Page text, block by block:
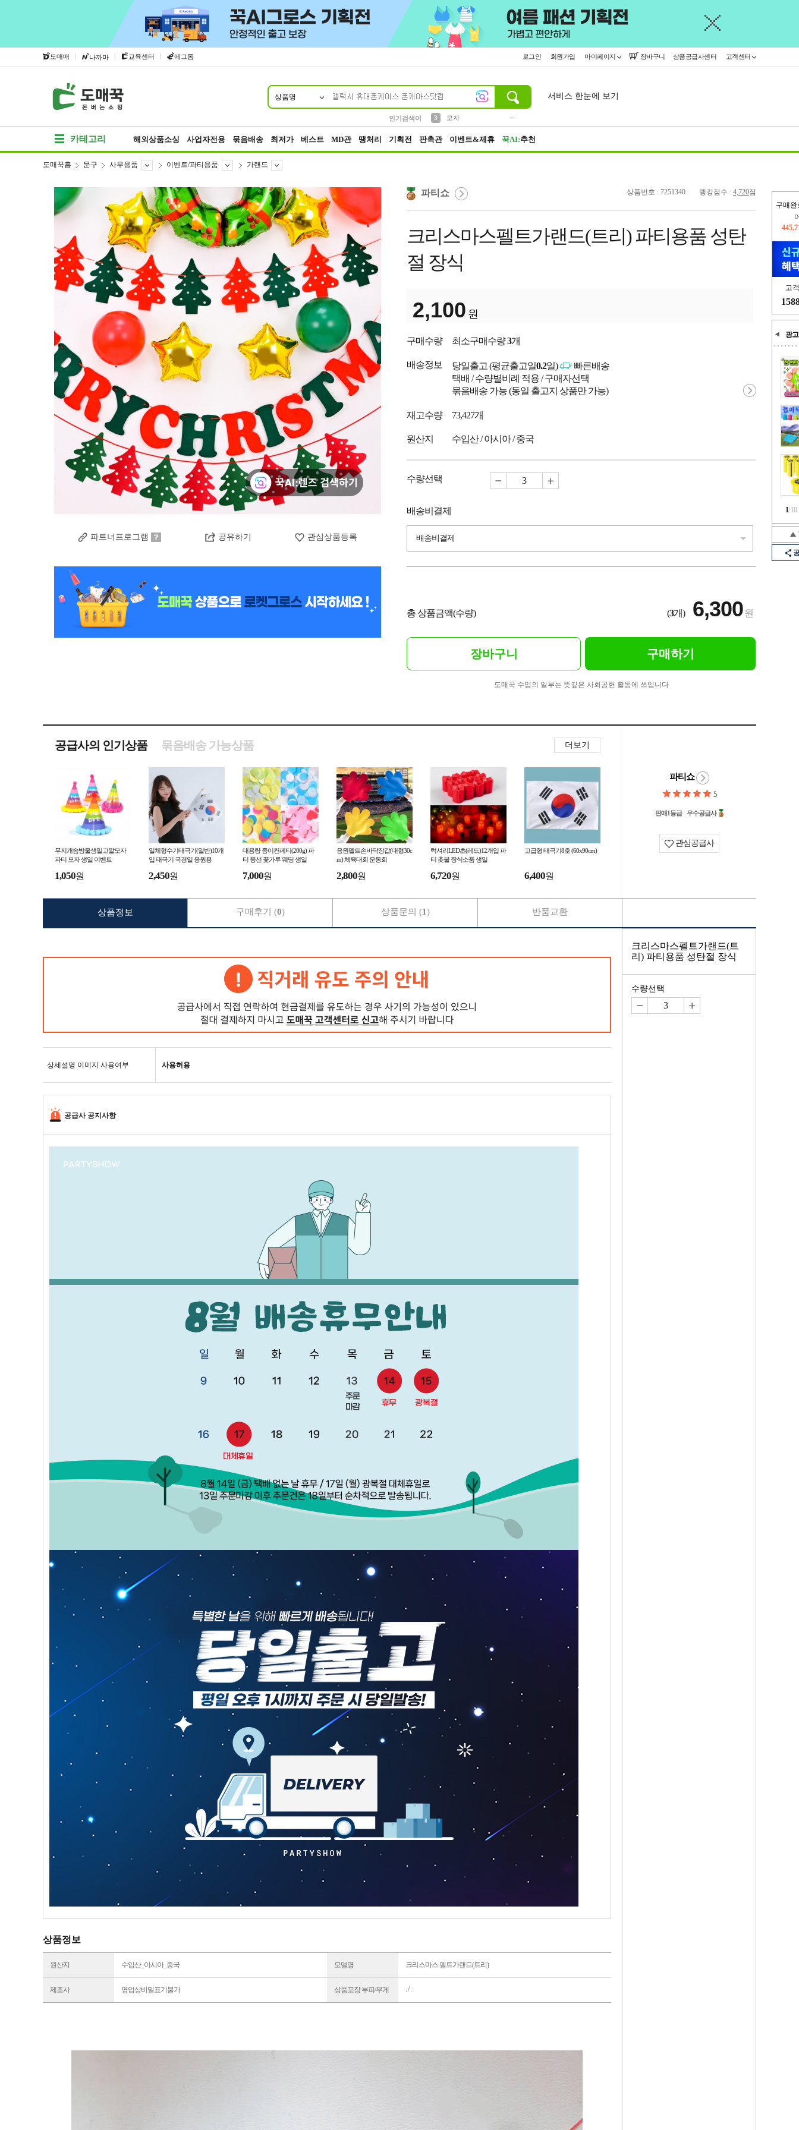
도매매 | 나까마 | 교육센터 | 에그돔 로그인 회원가입 마이페이지 장바구니 상품공급사센터 고객센터
상품명
인기검색어
3
모자
서비스 한눈에 보기
카테고리 해외상품소싱 사업자전용 묶음배송 최저가 베스트 MD관 땡처리 기획전 판촉관 이벤트&제휴 꾹AI:추천
구매완
고
광고
1/10
도매꾹홈 문구 사무용품 이벤트/파티용품 가랜드
파트너프로그램 공유하기 관심상품등록
상품번호 : 7251340 랭킹점수 : 4,720점
파티쇼
크리스마스펠트가랜드(트리) 파티용품 성탄
절 장식
2,100 원
구매수량 최소구매수량3개
배송정보 당일출고 (평균출고일0.2일)
빠른배송
택배 / 수량별비례 적용 / 구매자선택
묶음배송 가능 (동일 출고지 상품만 가능)
재고수량 73,427개
원산지 수입산 / 아시아 / 중국
수량선택
배송비결제
배송비결제
총 상품금액(수량) (3개) 6,300원
장바구니 구매하기
도매꾹 수입의 일부는 뜻깊은 사회공헌 활동에 쓰입니다
공급사의 인기상품 더보기
묶음배송 가능상품
무지개솜방울생일고깔모자
파티 모자 생일 이벤트
1,050원
일체형수기태극기(일반)10개
입 태극기 국경일 응원용
2,450원
대용량 종이컨페티(200g) 파
티 풍선 꽃가루 웨딩 생일
7,000원
응원펠트손바닥장갑(대형30c
m) 체육대회 운동회
2,800원
럭셔리LED초(레드)12개입 파
티 촛불 장식소품 생일
6,720원
고급형 태극기8호 (60x90cm)
6,400원
파티쇼
5
판매1등급 우수공급사
관심공급사
상세설명 이미지 사용여부 사용허용
공급사 공지사항
상품정보
원산지 수입산_아시아_중국 모델명 크리스마스 펠트가랜드(트리)
제조사 영업상비밀표기불가 상품포장 부피/무게 . / .
상품정보 구매후기 (0) 상품문의 (1) 반품교환
크리스마스펠트가랜드(트
리) 파티용품 성탄절 장식
수량선택